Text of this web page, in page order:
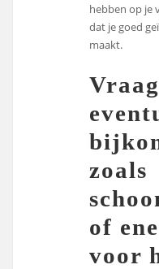
hebben op je
dat je goed
maakt.
zoals
of
voor